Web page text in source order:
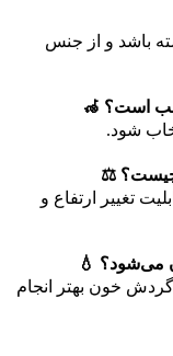
باشد و از جنس
شود.
تغییر ارتفاع و
خون بهتر انجام